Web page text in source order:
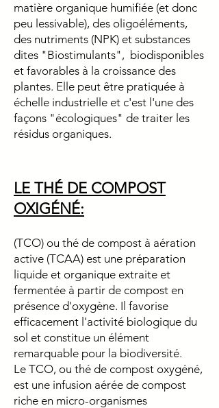
matière organique humifiée (et donc
peu lessivable), des oligoéléments,
des nutriments (NPK) et substances
dites "Biostimulants", biodisponibles
et favorables à la croissance des
plantes. Elle peut être pratiquée à
échelle industrielle et c'est l'une des
façons "écologiques" de traiter les
résidus organiques.
LE THÉ DE COMPOST
OXIGÉNÉ:
(TCO) ou thé de compost à aération
active (TCAA) est une préparation
liquide et organique extraite et
fermentée à partir de compost en
présence d'oxygène. Il favorise
efficacement l'activité biologique du
sol et constitue un élément
remarquable pour la biodiversité.
Le TCO, ou thé de compost oxygéné,
est une infusion aérée de compost
riche en micro-organismes